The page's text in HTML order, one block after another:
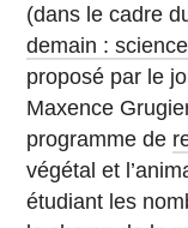
(dans le cadre
demain :
proposé par le
Maxence
programme de
végétal et
étudiant les